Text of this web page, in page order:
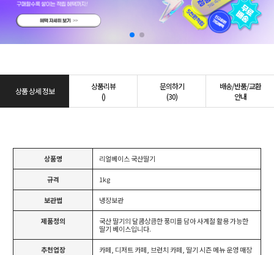
상품 상세 정보
상품리뷰
()
문의하기
(30)
배송/반품/교환
안내
상품명 리얼베이스 국산딸기
규격 1kg
보관법 냉장보관
제품정의
국산 딸기의 달콤상큼한 풍미를 담아 사계절 활용 가능한
딸기 베이스입니다.
추천업장 카페, 디저트 카페, 브런치 카페, 딸기 시즌 메뉴 운영 매장